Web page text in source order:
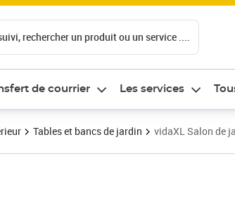
rechercher un produit ou un service ....
de courrier Les services
Tables et bancs de jardin vidaXL Salon de